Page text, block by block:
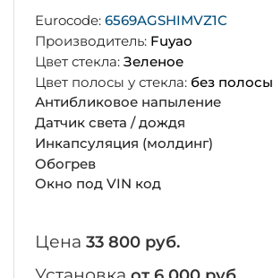
Eurocode: 6569AGSHIMVZ1C
Производитель: Fuyao
Цвет стекла: Зеленое
Цвет полосы у стекла: без полосы
Антибликовое напыление
Датчик света / дождя
Инкапсуляция (молдинг)
Обогрев
Окно под VIN код
Цена 33 800 руб.